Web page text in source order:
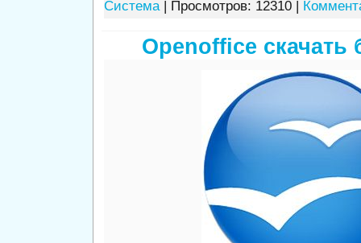
Система| Просмотров: 12310 |
Openoffice скачать